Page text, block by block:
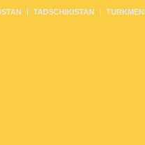
TADSCHIKISTAN